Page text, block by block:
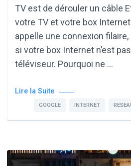
TV est de dérouler un câble
votre TV et votre box Internet.
appelle une connexion
si votre box Internet n’est
téléviseur. Pourquoi ne …
Lire la Suite
GOOGLE INTERNET